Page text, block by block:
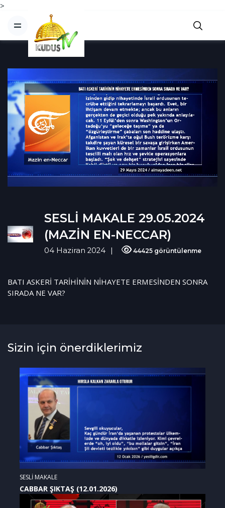
>
SESLİ MAKALE 29.05.2024
(MAZİN EN-NECCAR)
04 Haziran 2024 44425 görüntülenme
BATI ASKERİ TARİHİNİN NİHAYETE ERMESİNDEN SONRA
SIRADA NE VAR?
Sizin için önerdiklerimiz
SESLİ MAKALE
CABBAR ŞIKTAŞ (12.01.2026)